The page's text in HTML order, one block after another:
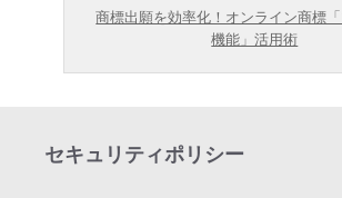
商標出願を効率化！オンライン商標
機能」活用術
セキュリティポリシー